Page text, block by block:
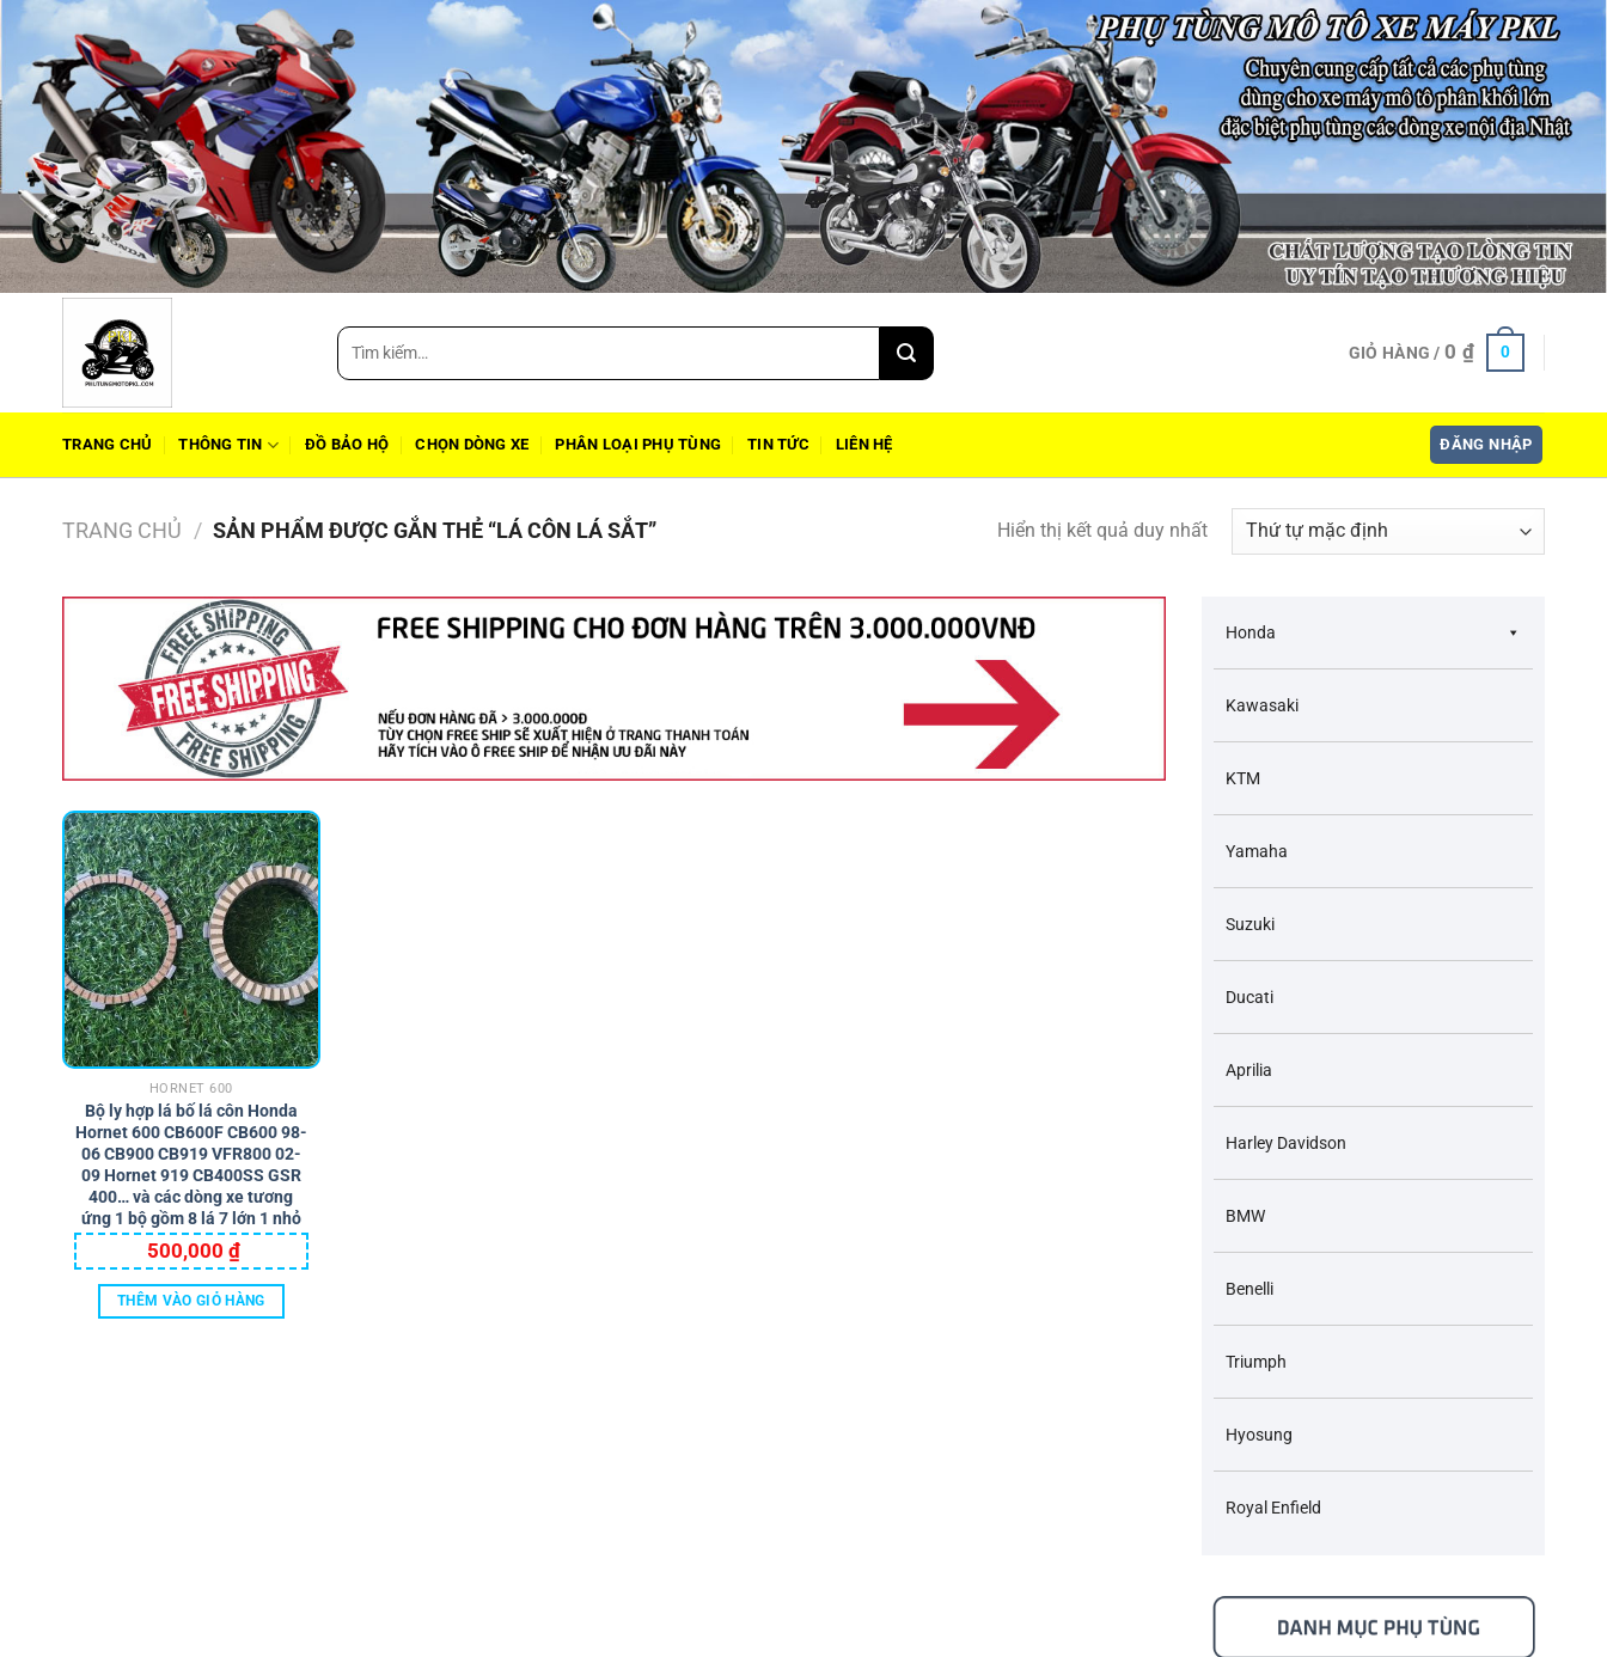
Tìm
kiếm:
GIỎ HÀNG / 0 ₫ 0
TRANG CHỦ THÔNG TIN ĐỒ BẢO HỘ CHỌN DÒNG XE PHÂN LOẠI PHỤ TÙNG TIN TỨC LIÊN HỆ ĐĂNG NHẬP
TRANG CHỦ / SẢN PHẨM ĐƯỢC GẮN THẺ “LÁ CÔN LÁ SẮT” Hiển thị kết quả duy nhất
HORNET 600
Bộ ly hợp lá bố lá côn Honda
Hornet 600 CB600F CB600 98-
06 CB900 CB919 VFR800 02-
09 Hornet 919 CB400SS GSR
400… và các dòng xe tương
ứng 1 bộ gồm 8 lá 7 lớn 1 nhỏ
500,000₫
THÊM VÀO GIỎ HÀNG
Honda
Kawasaki
KTM
Yamaha
Suzuki
Ducati
Aprilia
Harley Davidson
BMW
Benelli
Triumph
Hyosung
Royal Enfield